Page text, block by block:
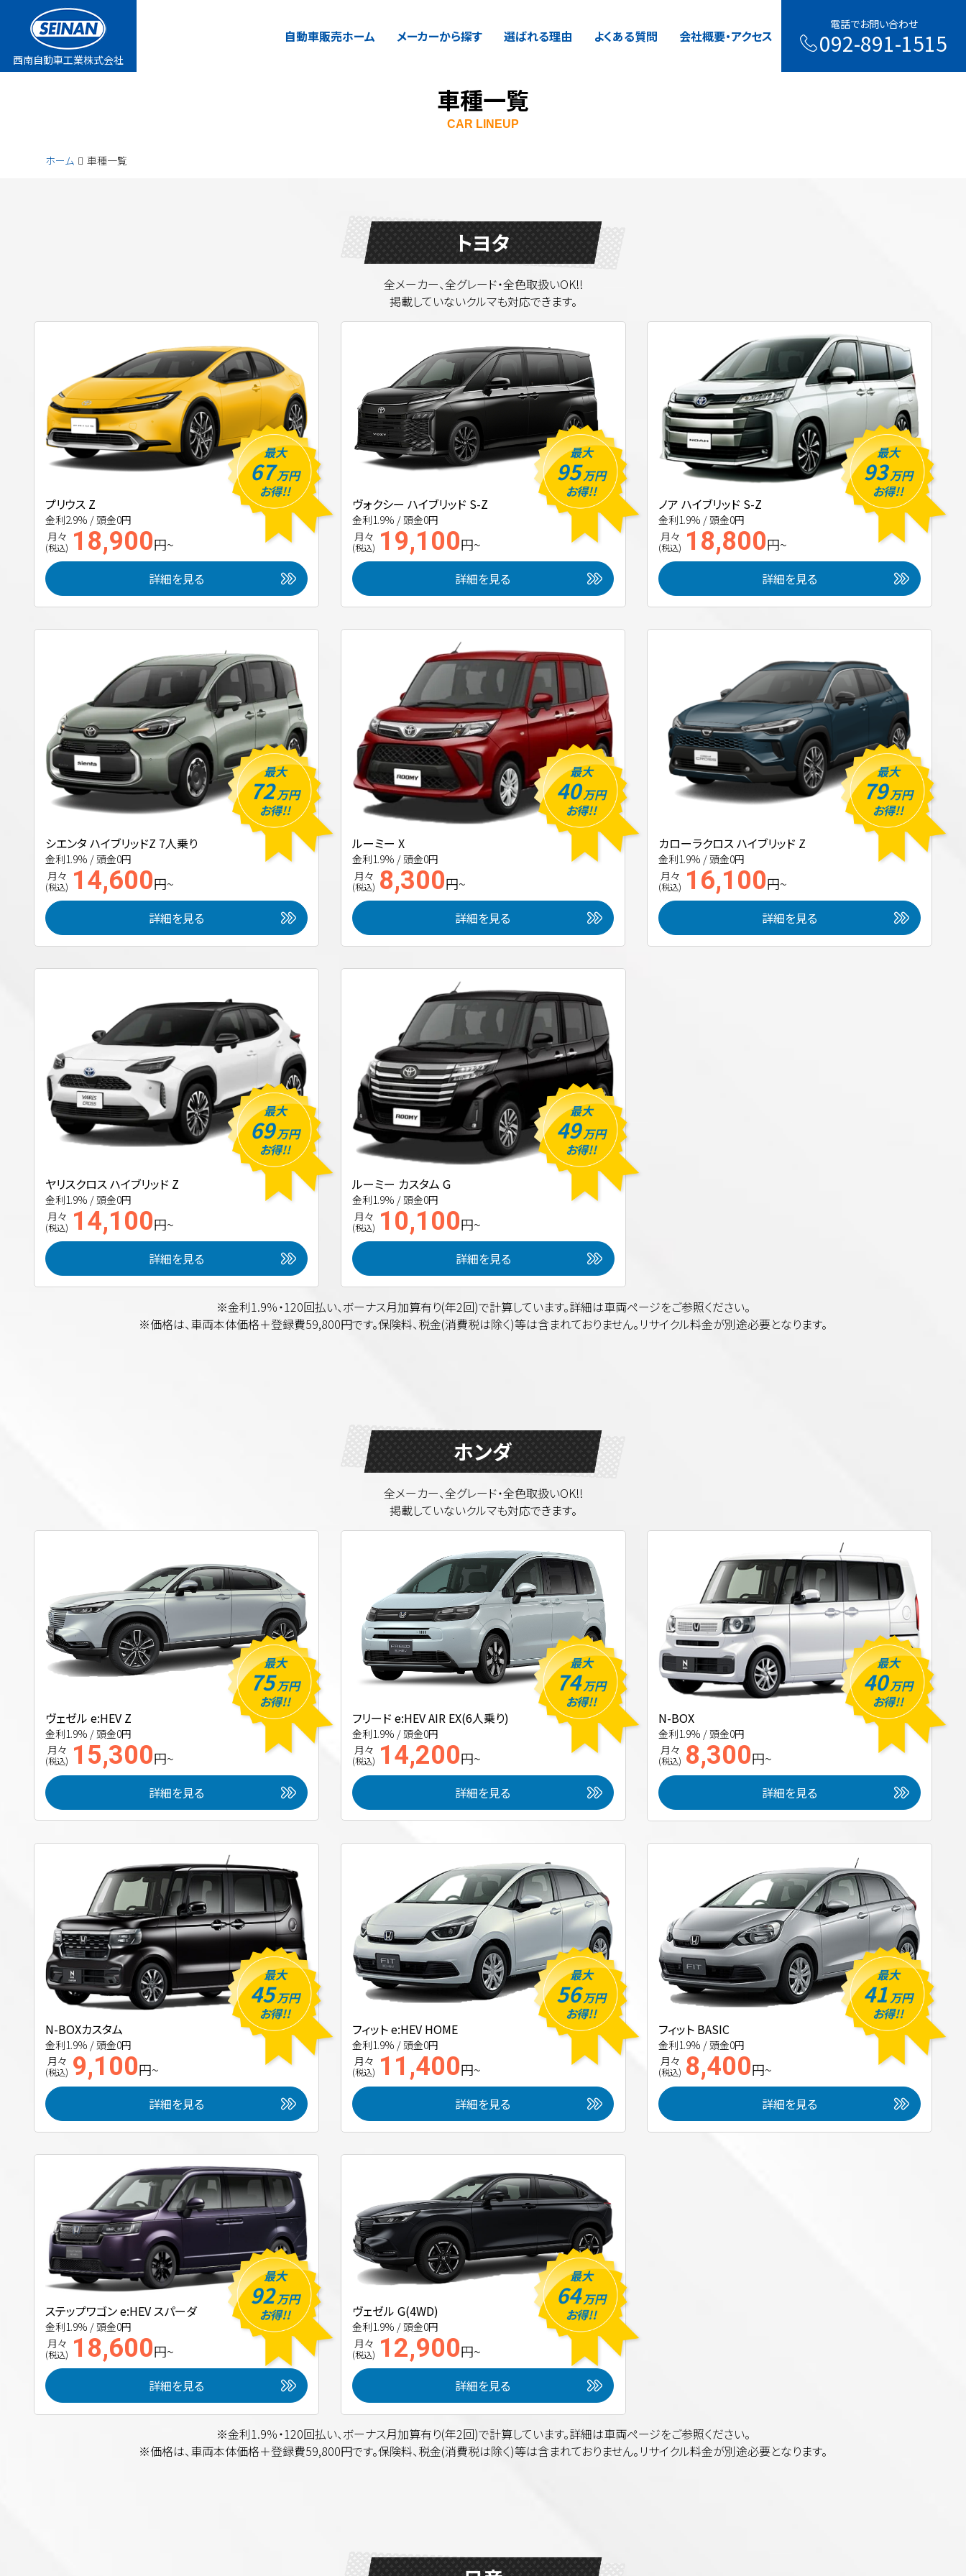
西南自動車工業株式会社
自動車販売ホーム メーカーから探す 選ばれる理由 よくある質問 会社概要・アクセス
電話でお問い合わせ
092-891-1515
西南自動車工業株式会社
自動車販売ホーム メーカーから探す 選ばれる理由 よくある質問 会社概要・アクセス
電話でお問い合わせ
092-891-1515
CAR LINEUP
車種一覧
ホーム 車種一覧
トヨタ
全メーカー、全グレード・全色取扱いOK!!
掲載していないクルマも対応できます。
最大
67 万円
お得!!
プリウス Z
金利2.9% / 頭金0円
月々
(税込) 18,900円~
詳細を見る
最大
95万円
お得!!
ヴォクシー ハイブリッド S-Z
金利1.9% / 頭金0円
月々
(税込) 19,100円~
詳細を見る
最大
93 万円
お得!!
ノア ハイブリッド S-Z
金利1.9% / 頭金0円
月々
(税込) 18,800円~
詳細を見る
最大
72 万円
お得!!
シエンタ ハイブリッドZ 7人乗り
金利1.9% / 頭金0円
月々
(税込) 14,600円~
詳細を見る
最大
40万円
お得!!
ルーミー X
金利1.9% / 頭金0円
月々
(税込) 8,300円~
詳細を見る
最大
79 万円
お得!!
カローラクロス ハイブリッド Z
金利1.9% / 頭金0円
月々
(税込) 16,100円~
詳細を見る
最大
69万円
お得!!
ヤリスクロス ハイブリッド Z
金利1.9% / 頭金0円
月々
(税込) 14,100円~
詳細を見る
最大
49万円
お得!!
ルーミー カスタム G
金利1.9% / 頭金0円
月々
(税込) 10,100円~
詳細を見る
※金利1.9％・120回払い、ボーナス月加算有り(年2回)で計算しています。詳細は車両ページをご参照ください。
※価格は、車両本体価格＋登録費59,800円です。保険料、税金(消費税は除く)等は含まれておりません。リサイクル料金が別途必要となります。
ホンダ
全メーカー、全グレード・全色取扱いOK!!
掲載していないクルマも対応できます。
最大
75万円
お得!!
ヴェゼル e:HEV Z
金利1.9% / 頭金0円
月々
(税込) 15,300円~
詳細を見る
最大
74万円
お得!!
フリード e:HEV AIR EX(6人乗り)
金利1.9% / 頭金0円
月々
(税込) 14,200円~
詳細を見る
最大
40万円
お得!!
N-BOX
金利1.9% / 頭金0円
月々
(税込) 8,300円~
詳細を見る
最大
45万円
お得!!
N-BOXカスタム
金利1.9% / 頭金0円
月々
(税込) 9,100円~
詳細を見る
最大
56万円
お得!!
フィット e:HEV HOME
金利1.9% / 頭金0円
月々
(税込) 11,400円~
詳細を見る
最大
41万円
お得!!
フィット BASIC
金利1.9% / 頭金0円
月々
(税込) 8,400円~
詳細を見る
最大
92 万円
お得!!
ステップワゴン e:HEV スパーダ
金利1.9% / 頭金0円
月々
(税込) 18,600円~
詳細を見る
最大
64万円
お得!!
ヴェゼル G(4WD)
金利1.9% / 頭金0円
月々
(税込) 12,900円~
詳細を見る
※金利1.9％・120回払い、ボーナス月加算有り(年2回)で計算しています。詳細は車両ページをご参照ください。
※価格は、車両本体価格＋登録費59,800円です。保険料、税金(消費税は除く)等は含まれておりません。リサイクル料金が別途必要となります。